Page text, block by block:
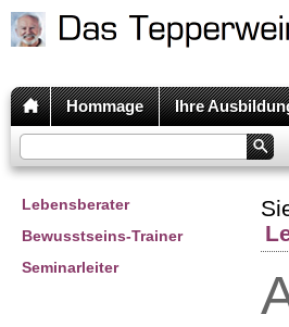
Hommage Ihre
Lebensberater
Bewusstseins-Trainer
Seminarleiter